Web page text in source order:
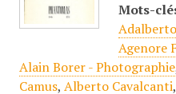
Mots-
Agenore
Alain Borer - Photographie
Camus, Alberto Cavalcanti,